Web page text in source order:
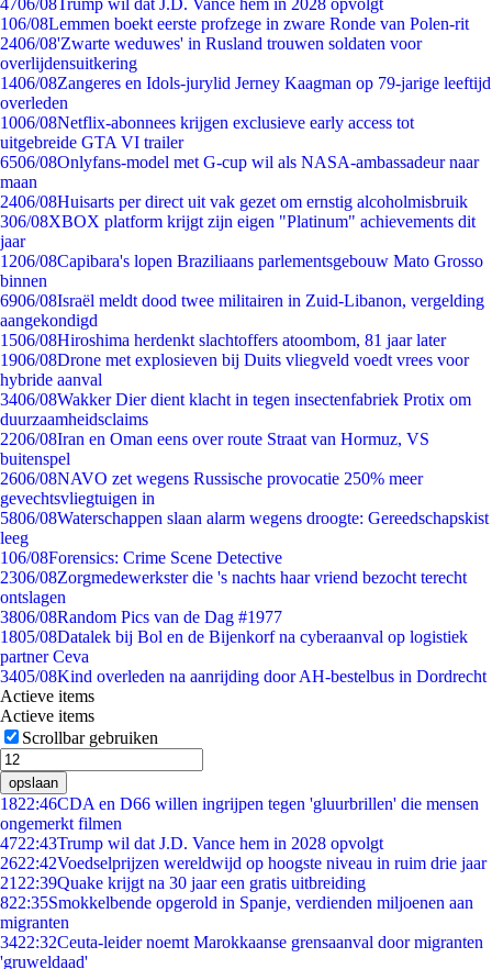
4706/08Trump wil dat J.D. Vance hem in 2028 opvolgt
106/08Lemmen boekt eerste profzege in zware Ronde van Polen-rit
2406/08'Zwarte weduwes' in Rusland trouwen soldaten voor
overlijdensuitkering
1406/08Zangeres en Idols-jurylid Jerney Kaagman op 79-jarige leeftijd
overleden
1006/08Netflix-abonnees krijgen exclusieve early access tot
uitgebreide GTA VI trailer
6506/08Onlyfans-model met G-cup wil als NASA-ambassadeur naar
maan
2406/08Huisarts per direct uit vak gezet om ernstig alcoholmisbruik
306/08XBOX platform krijgt zijn eigen "Platinum" achievements dit
jaar
1206/08Capibara's lopen Braziliaans parlementsgebouw Mato Grosso
binnen
6906/08Israël meldt dood twee militairen in Zuid-Libanon, vergelding
aangekondigd
1506/08Hiroshima herdenkt slachtoffers atoombom, 81 jaar later
1906/08Drone met explosieven bij Duits vliegveld voedt vrees voor
hybride aanval
3406/08Wakker Dier dient klacht in tegen insectenfabriek Protix om
duurzaamheidsclaims
2206/08Iran en Oman eens over route Straat van Hormuz, VS
buitenspel
2606/08NAVO zet wegens Russische provocatie 250% meer
gevechtsvliegtuigen in
5806/08Waterschappen slaan alarm wegens droogte: Gereedschapskist
leeg
106/08Forensics: Crime Scene Detective
2306/08Zorgmedewerkster die 's nachts haar vriend bezocht terecht
ontslagen
3806/08Random Pics van de Dag #1977
1805/08Datalek bij Bol en de Bijenkorf na cyberaanval op logistiek
partner Ceva
3405/08Kind overleden na aanrijding door AH-bestelbus in Dordrecht
Actieve items
Actieve items
Scrollbar gebruiken
opslaan
1822:46CDA en D66 willen ingrijpen tegen 'gluurbrillen' die mensen
ongemerkt filmen
4722:43Trump wil dat J.D. Vance hem in 2028 opvolgt
2622:42Voedselprijzen wereldwijd op hoogste niveau in ruim drie jaar
21 22:39Quake krijgt na 30 jaar een gratis uitbreiding
822:35Smokkelbende opgerold in Spanje, verdienden miljoenen aan
migranten
3422:32Ceuta-leider noemt Marokkaanse grensaanval door migranten
'gruweldaad'